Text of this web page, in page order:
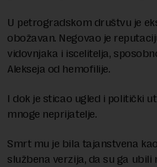
U petrogradskom društvu je
obožavan. Negovao je
vidovnjaka i iscelitelja,
Alekseja od hemofilije.
I dok je sticao ugled i politički
mnoge neprijatelje.
Smrt mu je bila tajanstvena
službena verzija, da su ga